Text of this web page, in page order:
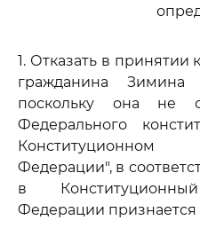
1. Отказать в
гражданина Зимина
поскольку она не
Федерального
Федерации", в
в
Федерации признается